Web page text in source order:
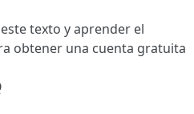
texto y aprender el
obtener una cuenta gratuita